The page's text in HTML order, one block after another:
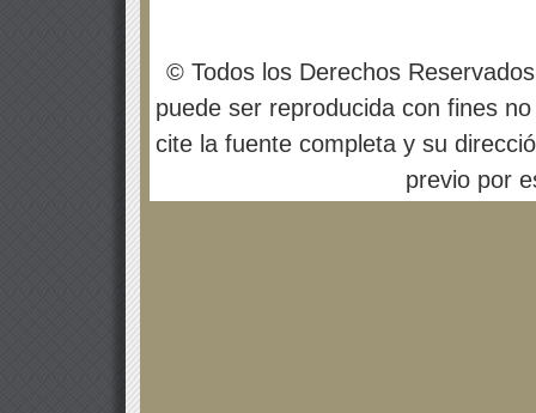
© Todos los Derechos
puede ser reproducida con fines
cite la fuente completa y su
previo por